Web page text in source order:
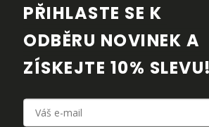
DORUČENÍ A VRÁCENÍ
PÉČE O OBUV
KE STAŽENÍ
PŘIHLASTE SE K
ODBĚRU NOVINEK A
ZÍSKEJTE 10% SLEVU!